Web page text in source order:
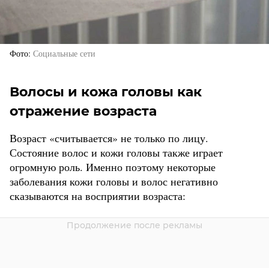
Фото Социальные сети
Волосы и кожа головы как
отражение возраста
Возраст «считывается» не только по лицу.
Состояние волос и кожи головы также играет
огромную роль. Именно поэтому некоторые
заболевания кожи головы и волос негативно
сказываются на восприятии возраста: